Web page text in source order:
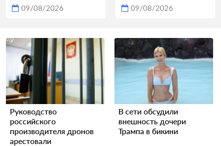
09/08/2026 09/08/2026
Руководство
российского
производителя дронов
арестовали
В сети обсудили
внешность дочери
Трампа в бикини